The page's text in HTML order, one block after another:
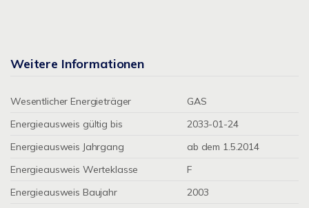
Weitere Informationen
Wesentlicher Energieträger
GAS
Energieausweis gültig bis
2033-01-24
Energieausweis Jahrgang
ab dem 1.5.2014
Energieausweis Werteklasse
F
Energieausweis Baujahr
2003